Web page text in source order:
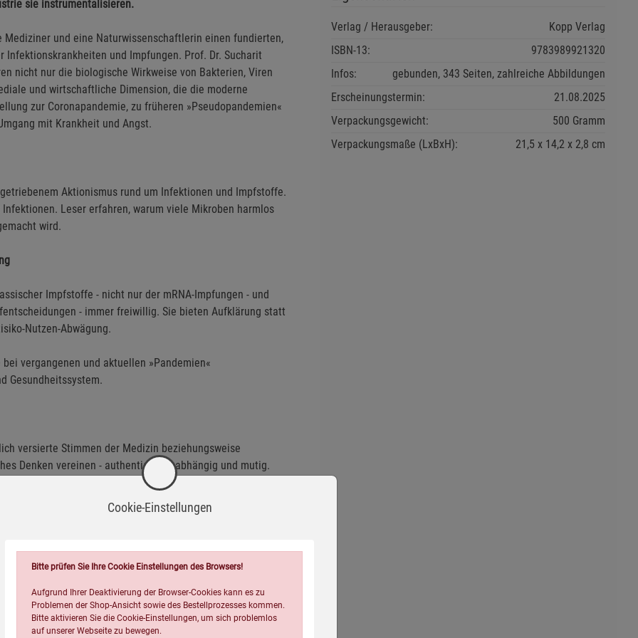
sie instrumentalisieren.
und eine Naturwissenschaftlerin einen fundierten,
und Impfungen. Prof. Dr. Sucharit
nicht nur die biologische Wirkweise von Bakterien, Viren
und wirtschaftliche Dimension, die die moderne
zur Coronapandemie, zu früheren »Pseudopandemien«
mit Krankheit und Angst.
Aktionismus rund um Infektionen und Impfstoffe.
Leser erfahren, warum viele Mikroben harmlos
wird.
Impfstoffe - nicht nur der mRNA-Impfungen - und
- immer freiwillig. Sie bieten Aufklärung statt
Nutzen-Abwägung.
vergangenen und aktuellen »Pandemien«
Gesundheitssystem.
versierte Stimmen der Medizin beziehungsweise
Denken vereinen - authentisch, unabhängig und mutig.
Relevanz und verständlicher Sprache macht
sich nicht mit einfachen Antworten zufriedengeben. Es
Orientierungshilfe für selbstbestimmte
Menschen, die sich nicht länger von Angst regieren
Verlag / Herausgeber:
Kopp Verlag
ISBN-13:
9783989921320
Infos:
gebunden, 343 Seiten, zahlreiche Abbildungen
Erscheinungstermin:
21.08.2025
Verpackungsgewicht:
500 Gramm
Verpackungsmaße (LxBxH):
21,5 14,2 2,8 cm
Cookie-Einstellungen
Bitte prüfen Sie Ihre Cookie Einstellungen des Browsers!
Aufgrund Ihrer Deaktivierung der Browser-Cookies kann es zu
Problemen der Shop-Ansicht sowie des Bestellprozesses kommen.
Bitte aktivieren Sie die Cookie-Einstellungen, um sich problemlos
auf unserer Webseite zu bewegen.